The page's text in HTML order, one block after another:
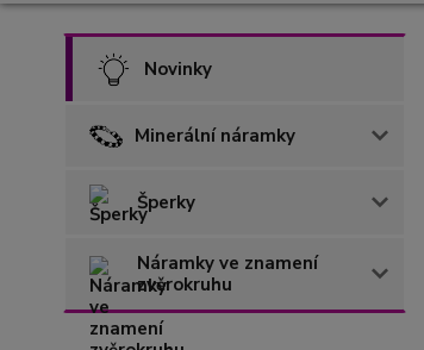
Novinky
Minerální náramky
Šperky
Náramky ve znamení
zvěrokruhu